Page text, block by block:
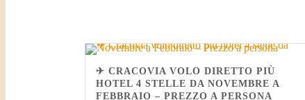
✈ CRACOVIA VOLO DIRETTO PIÙ
HOTEL 4 STELLE DA NOVEMBRE A
FEBBRAIO – PREZZO A PERSONA